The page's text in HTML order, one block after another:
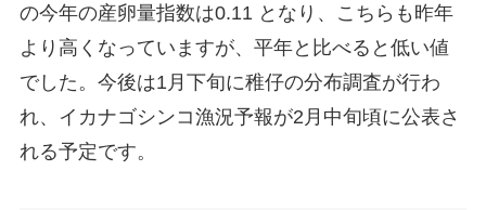
の今年の産卵量指数は0.11 となり、こちらも昨年
より高くなっていますが、平年と比べると低い値
でした。今後は1月下旬に稚仔の分布調査が行わ
れ、イカナゴシンコ漁況予報が2月中旬頃に公表さ
れる予定です。